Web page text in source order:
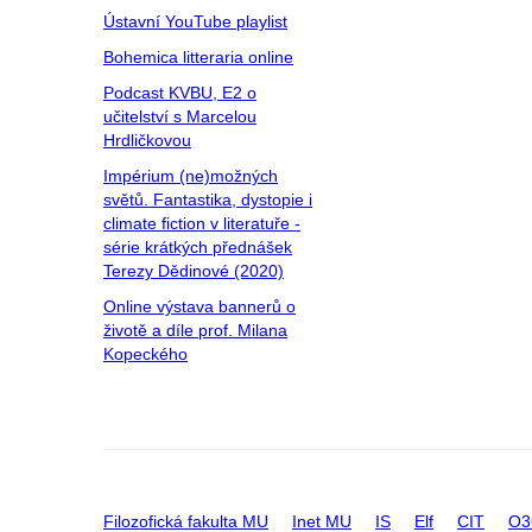
Ústavní YouTube playlist
Bohemica litteraria online
Podcast KVBU, E2 o
učitelství s Marcelou
Hrdličkovou
Impérium (ne)možných
světů. Fantastika, dystopie i
climate fiction v literatuře -
série krátkých přednášek
Terezy Dědinové (2020)
Online výstava bannerů o
životě a díle prof. Milana
Kopeckého
Filozofická fakulta MU Inet MU IS Elf CIT